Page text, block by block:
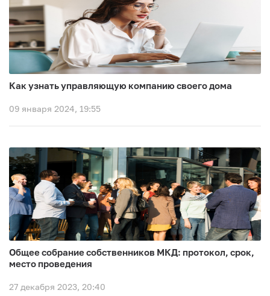
Как узнать управляющую компанию своего дома
09 января 2024, 19:55
Общее собрание собственников МКД: протокол, срок,
место проведения
27 декабря 2023, 20:40